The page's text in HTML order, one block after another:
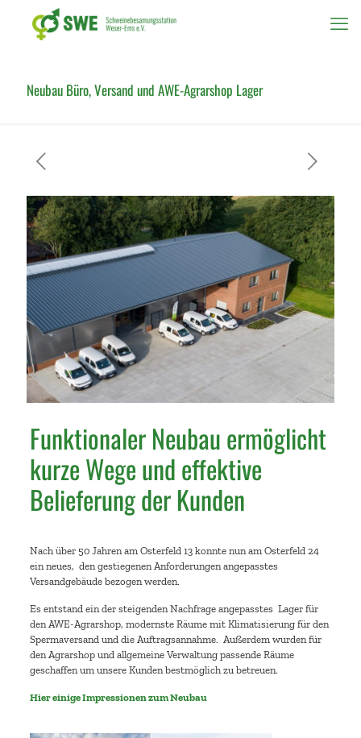
Neubau Büro, Versand und AWE-Agrarshop Lager
Funktionaler Neubau ermöglicht
kurze Wege und effektive
Belieferung der Kunden
Nach über 50 Jahren am Osterfeld 13 konnte nun am Osterfeld 24
ein neues, den gestiegenen Anforderungen angepasstes
Versandgebäude bezogen werden.
Es entstand ein der steigenden Nachfrage angepasstes Lager für
den AWE-Agrarshop, modernste Räume mit Klimatisierung für den
Spermaversand und die Auftragsannahme. Außerdem wurden für
den Agrarshop und allgemeine Verwaltung passende Räume
geschaffen um unsere Kunden bestmöglich zu betreuen.
Hier einige Impressionen zum Neubau